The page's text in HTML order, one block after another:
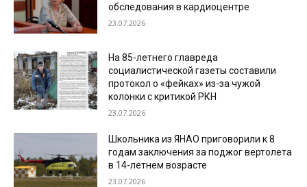
обследования в кардиоцентре
23.07.2026
На 85-летнего главреда
социалистической газеты составили
протокол о «фейках» из-за чужой
колонки с критикой РКН
23.07.2026
Школьника из ЯНАО приговорили к 8
годам заключения за поджог вертолета
в 14-летнем возрасте
23.07.2026